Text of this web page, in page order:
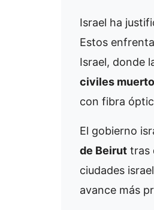
Israel ha
Estos
Israel, donde
civiles
con fibra
El gobierno
de Beirut tras
ciudades
avance más